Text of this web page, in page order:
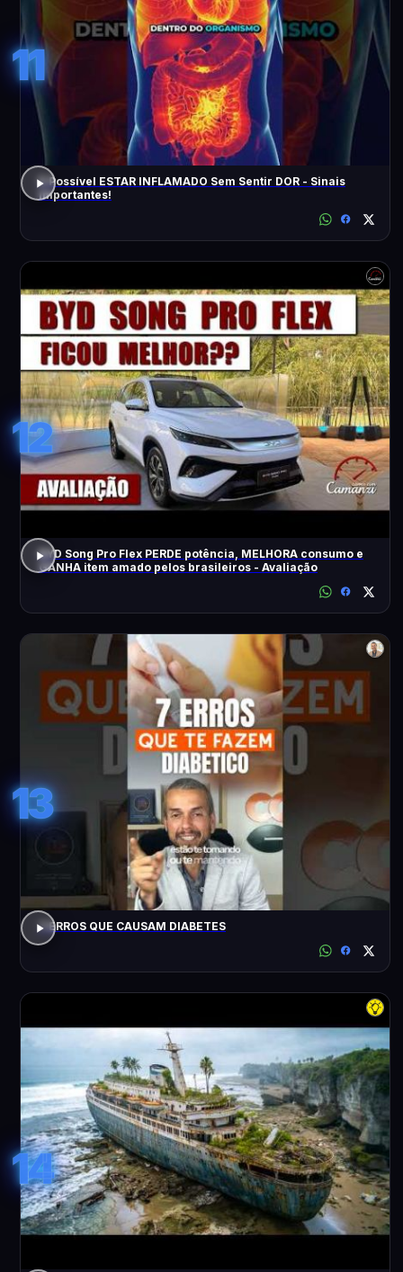
11
É Possível ESTAR INFLAMADO Sem Sentir DOR - Sinais
Importantes!
12
BYD Song Pro Flex PERDE potência, MELHORA consumo e
GANHA item amado pelos brasileiros - Avaliação
13
7 ERROS QUE CAUSAM DIABETES
14